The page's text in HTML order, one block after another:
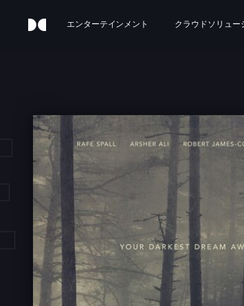
エンターテインメント クラウドソリュー